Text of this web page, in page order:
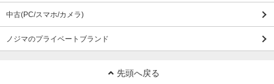
中古(PC/スマホ/カメラ)
ノジマのプライベートブランド
先頭へ戻る